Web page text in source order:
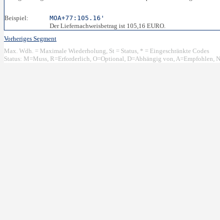
Beispiel:
MOA+77:105.16'
Der Liefernachweisbetrag ist 105,16 EURO.
Vorheriges Segment
Max. Wdh. = Maximale Wiederholung, St = Status, * = Eingeschränkte Codes
Status: M=Muss, R=Erforderlich, O=Optional, D=Abhängig von, A=Empfohlen,